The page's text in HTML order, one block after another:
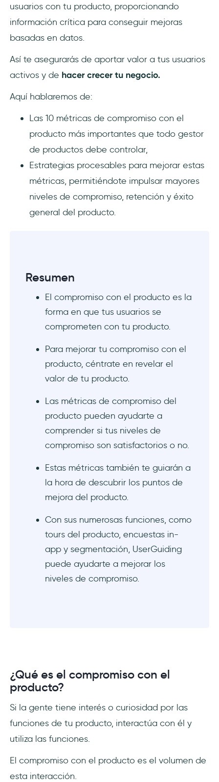
producto
2. Tasa de adopción de funciones
3. Usuarios activos: DAU, WAU, MAU
4. Tasa de retención
sesión)
6. Adherencia del producto (stickiness)
7. Número de acciones del usuario por
sesión
8. Tasa de churn
con el producto
1. Atrae a la gente hacia tu producto con un
apoyo excepcional
gamificación
3. Mejora continuamente tu producto
4. Personaliza tu comunicación siempre que
sea posible
5. Conecta con tus usuarios con un enfoque
de diseño emocional
6. Adopta nuevas tecnologías para
aprovechar las gemas actuales
sólo a los usuarios
8. El marketing no termina cuando consigues
al usuario
Conclusión
a mejorar el compromiso con el
producto?
¿Cómo puedo utilizar las opiniones de los
clientes para mejorar el compromiso con el
producto?
usuarios con tu producto, proporcionando
información crítica para conseguir mejoras
basadas en datos.
Así te asegurarás de aportar valor a tus usuarios
activos y de hacer crecer tu negocio.
Aquí hablaremos de:
Las 10 métricas de compromiso con el
producto más importantes que todo gestor
de productos debe controlar,
Estrategias procesables para mejorar estas
métricas, permitiéndote impulsar mayores
niveles de compromiso, retención y éxito
general del producto.
Resumen
El compromiso con el producto es la
forma en que tus usuarios se
comprometen con tu producto.
Para mejorar tu compromiso con el
producto, céntrate en revelar el
valor de tu producto.
Las métricas de compromiso del
producto pueden ayudarte a
comprender si tus niveles de
compromiso son satisfactorios o no.
Estas métricas también te guiarán a
la hora de descubrir los puntos de
mejora del producto.
Con sus numerosas funciones, como
tours del producto, encuestas in-
app y segmentación, UserGuiding
puede ayudarte a mejorar los
niveles de compromiso.
¿Qué es el compromiso con el
producto?
Si la gente tiene interés o curiosidad por las
funciones de tu producto, interactúa con él y
utiliza las funciones.
El compromiso con el producto es el volumen de
esta interacción.